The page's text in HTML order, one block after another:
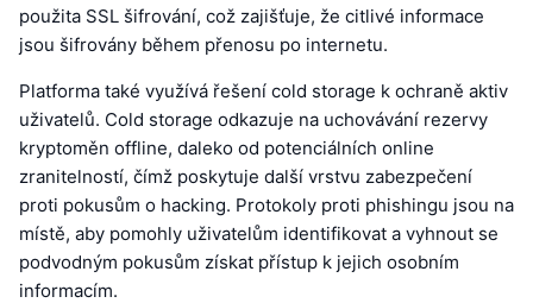
použita SSL šifrování, což zajišťuje, že citlivé informace
jsou šifrovány během přenosu po internetu.
Platforma také využívá řešení cold storage k ochraně aktiv
uživatelů. Cold storage odkazuje na uchovávání rezervy
kryptoměn offline, daleko od potenciálních online
zranitelností, čímž poskytuje další vrstvu zabezpečení
proti pokusům o hacking. Protokoly proti phishingu jsou na
místě, aby pomohly uživatelům identifikovat a vyhnout se
podvodným pokusům získat přístup k jejich osobním
informacím.